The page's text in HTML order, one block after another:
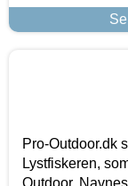
Pro-Outdoor.dk
Lystfiskeren,
Outdoor.